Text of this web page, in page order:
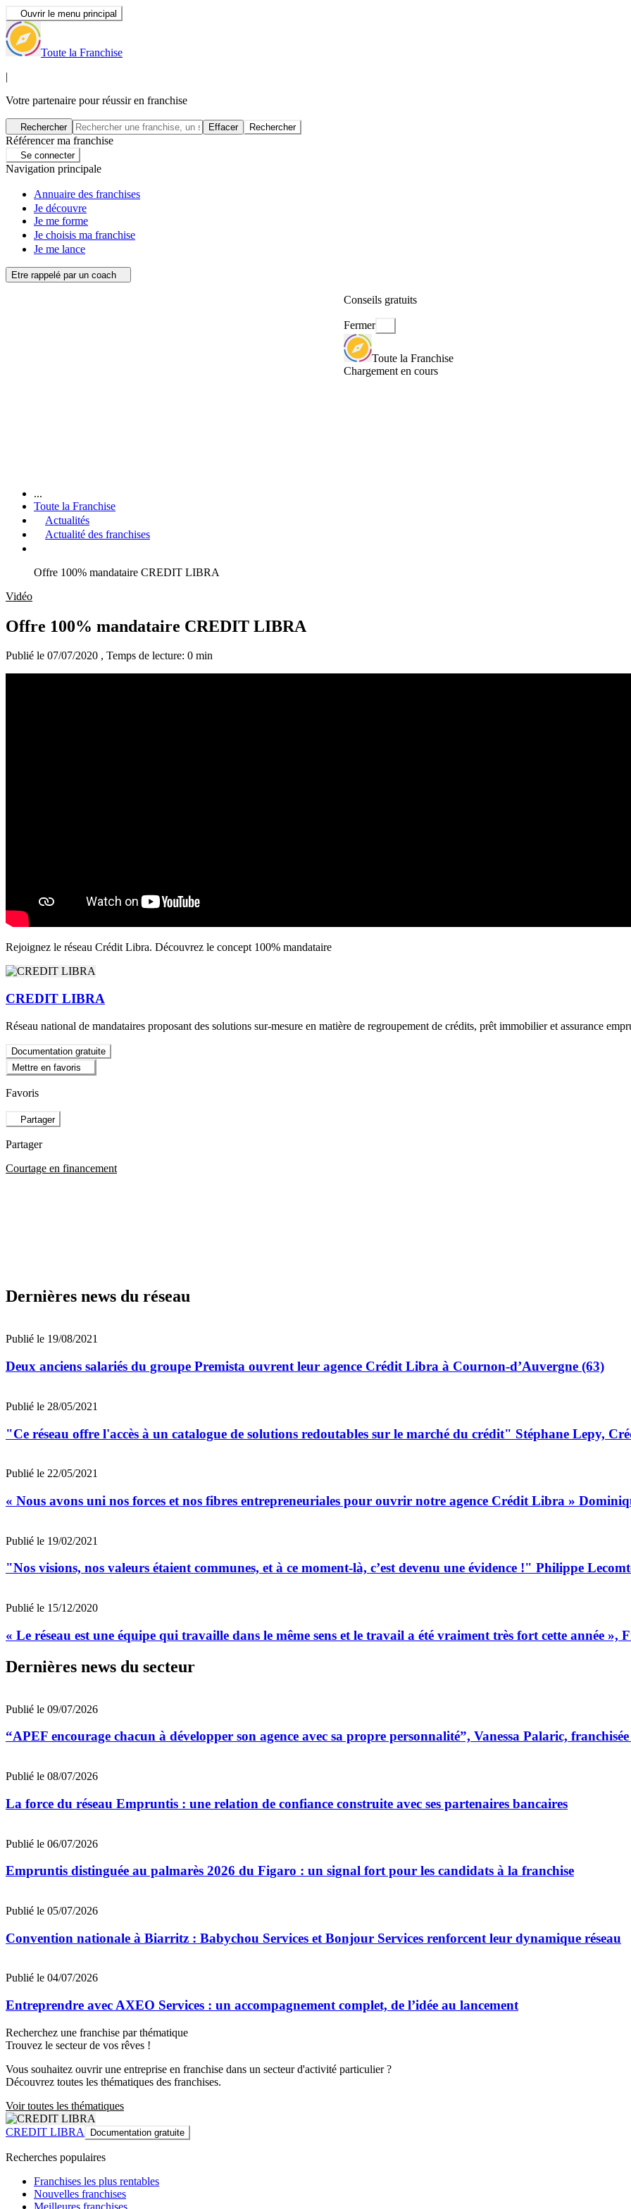
Ouvrir le menu principal
Toute la Franchise
|
Votre partenaire pour réussir en franchise
Rechercher Effacer Rechercher
Référencer ma franchise
Se connecter
Navigation principale
Annuaire des franchises
Je découvre
Je me forme
Je choisis ma franchise
Je me lance
Etre rappelé par un coach
Conseils gratuits
Fermer
Toute la Franchise
Chargement en cours
...
Toute la Franchise
Actualités
Actualité des franchises
Offre 100% mandataire CREDIT LIBRA
Vidéo
Offre 100% mandataire CREDIT LIBRA
Publié le 07/07/2020 , Temps de lecture: 0 min
Rejoignez le réseau Crédit Libra. Découvrez le concept 100% mandataire
CREDIT LIBRA
Réseau national de mandataires proposant des solutions sur-mesure en matière de regroupement de crédits, prêt immobilier et assurance
Documentation gratuite
Mettre en favoris
Favoris
Partager
Partager
Courtage en financement
Dernières news du réseau
Publié le 19/08/2021
Deux anciens salariés du groupe Premista ouvrent leur agence Crédit Libra à Cournon-d’Auvergne (63)
Publié le 28/05/2021
"Ce réseau offre l'accès à un catalogue de solutions redoutables sur le marché du crédit" Stéphane Lepy,
Publié le 22/05/2021
« Nous avons uni nos forces et nos fibres entrepreneuriales pour ouvrir notre agence Crédit Libra »
Publié le 19/02/2021
"Nos visions, nos valeurs étaient communes, et à ce moment-là, c’est devenu une évidence !" Philippe
Publié le 15/12/2020
« Le réseau est une équipe qui travaille dans le même sens et le travail a été vraiment très fort cette année
Dernières news du secteur
Publié le 09/07/2026
“APEF encourage chacun à développer son agence avec sa propre personnalité”, Vanessa Palaric,
Publié le 08/07/2026
La force du réseau Empruntis : une relation de confiance construite avec ses partenaires bancaires
Publié le 06/07/2026
Empruntis distinguée au palmarès 2026 du Figaro : un signal fort pour les candidats à la franchise
Publié le 05/07/2026
Convention nationale à Biarritz : Babychou Services et Bonjour Services renforcent leur dynamique réseau
Publié le 04/07/2026
Entreprendre avec AXEO Services : un accompagnement complet, de l’idée au lancement
Recherchez une franchise par thématique
Trouvez le secteur de vos rêves !
Vous souhaitez ouvrir une entreprise en franchise dans un secteur d'activité particulier ?
Découvrez toutes les thématiques des franchises.
Voir toutes les thématiques
CREDIT LIBRA Documentation gratuite
Recherches populaires
Franchises les plus rentables
Nouvelles franchises
Meilleures franchises